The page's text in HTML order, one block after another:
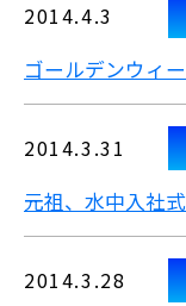
2014.4.3
ゴールデンウィ
2014.3.31
元祖、水中入社
2014.3.28